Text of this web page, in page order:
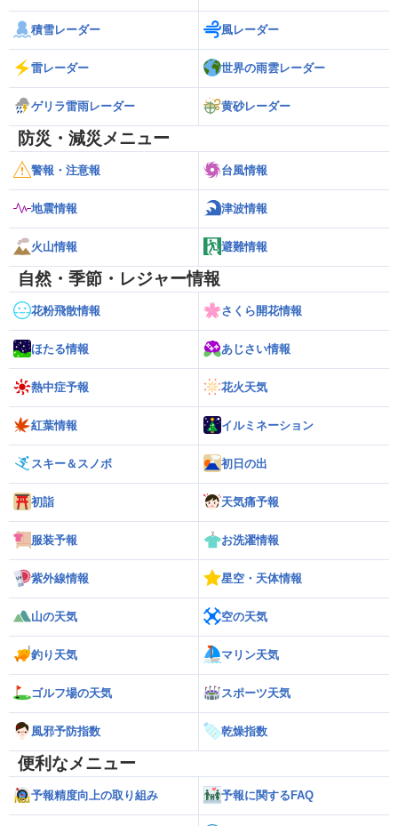
積雪レーダー 風レーダー
雷レーダー 世界の雨雲レーダー
ゲリラ雷雨レーダー 黄砂レーダー
防災・減災メニュー
警報・注意報 台風情報
地震情報 津波情報
火山情報 避難情報
自然・季節・レジャー情報
花粉飛散情報 さくら開花情報
ほたる情報 あじさい情報
熱中症予報 花火天気
紅葉情報 イルミネーション
スキー＆スノボ 初日の出
初詣 天気痛予報
服装予報 お洗濯情報
紫外線情報 星空・天体情報
山の天気 空の天気
釣り天気 マリン天気
ゴルフ場の天気 スポーツ天気
風邪予防指数 乾燥指数
便利なメニュー
予報精度向上の取り組み 予報に関するFAQ